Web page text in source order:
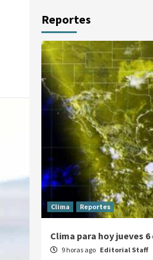
Reportes
Clima Reportes
Clima para hoy jueves
9 horas ago Editorial Staff